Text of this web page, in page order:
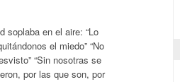
soplaba en el aire: “Lo
el miedo” “No
“Sin nosotras se
por las que son, por